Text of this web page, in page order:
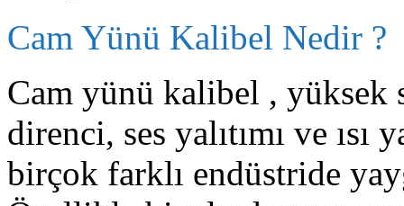
Cam Yünü Kalibel Nedir ?
Cam yünü kalibel , yüksek
direnci, ses yalıtımı ve
birçok farklı endüstride